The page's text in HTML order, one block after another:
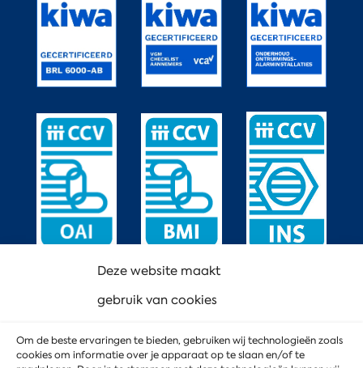
Deze website maakt
gebruik van cookies
Om de beste ervaringen te bieden, gebruiken wij technologieën zoals
cookies om informatie over je apparaat op te slaan en/of te